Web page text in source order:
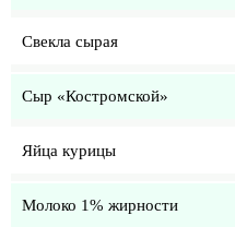
Свекла сырая
Сыр «Костромской»
Яйца курицы
Молоко 1% жирности